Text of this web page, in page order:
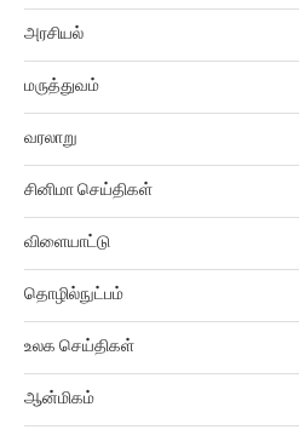
அரசியல்
மருத்துவம்
வரலாறு
சினிமா செய்திகள்
விளையாட்டு
தொழில்நுட்பம்
உலக செய்திகள்
ஆன்மிகம்
துளி செய்திகள்